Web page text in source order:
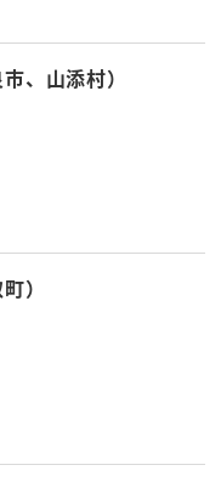
、山添村）
）